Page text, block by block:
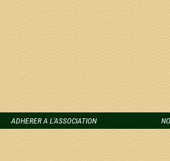
ADHERER A L'ASSOCIATION